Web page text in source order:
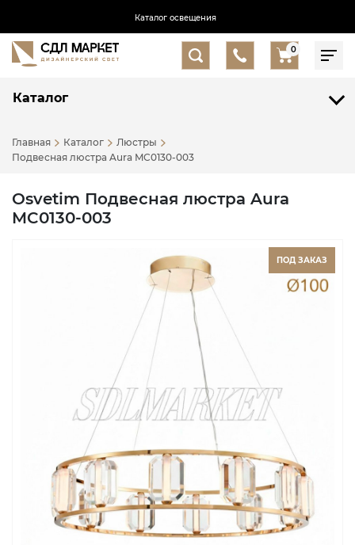
Каталог освещения
0
Каталог
Главная Каталог
Люстры
Подвесная люстра Aura MC0130-003
Osvetim Подвесная люстра Aura
MC0130-003
ПОД ЗАКАЗ